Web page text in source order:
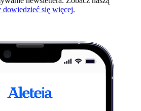
się więcej.